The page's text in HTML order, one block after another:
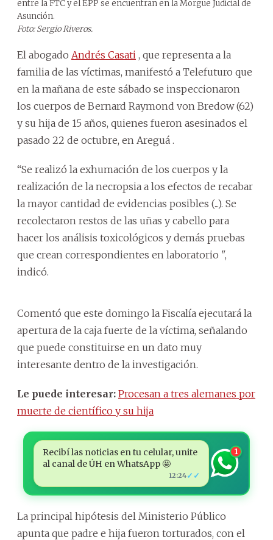
entre la FTC y el EPP se encuentran en la Morgue Judicial de
Asunción.
Foto: Sergio Riveros.
El abogado Andrés Casati , que representa a la
familia de las víctimas, manifestó a Telefuturo que
en la mañana de este sábado se inspeccionaron
los cuerpos de Bernard Raymond von Bredow (62)
y su hija de 15 años, quienes fueron asesinados el
pasado 22 de octubre, en Areguá .
“Se realizó la exhumación de los cuerpos y la
realización de la necropsia a los efectos de recabar
la mayor cantidad de evidencias posibles (...). Se
recolectaron restos de las uñas y cabello para
hacer los análisis toxicológicos y demás pruebas
que crean correspondientes en laboratorio ",
indicó.
Comentó que este domingo la Fiscalía ejecutará la
apertura de la caja fuerte de la víctima, señalando
que puede constituirse en un dato muy
interesante dentro de la investigación.
Le puede interesar: Procesan a tres alemanes por
muerte de científico y su hija
Recibí las noticias en tu celular, unite
al canal de ÚH en WhatsApp 🤩
12:24✓✓
1
La principal hipótesis del Ministerio Público
apunta que padre e hija fueron torturados, con el